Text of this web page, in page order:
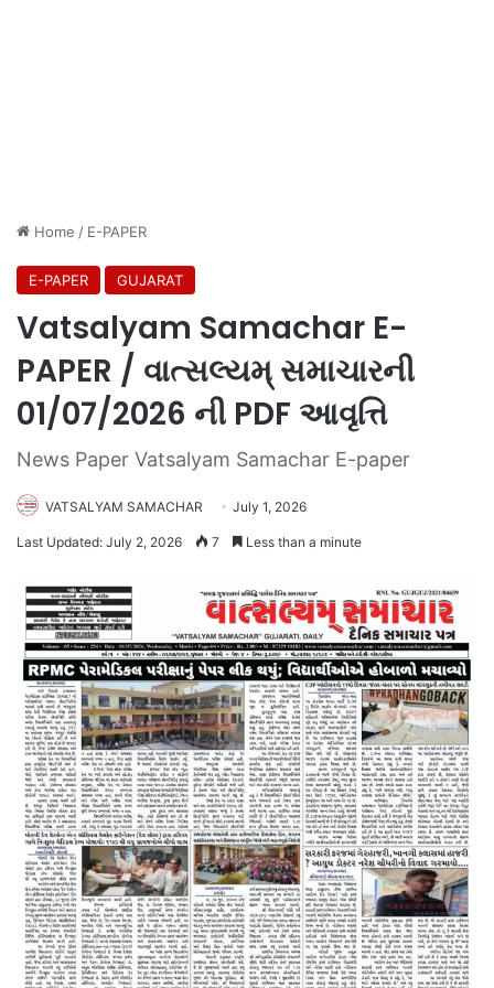
Home / E-PAPER
E-PAPER GUJARAT
Vatsalyam Samachar E-
PAPER / વાત્સલ્યમ્ સમાચારની
01/07/2026 ની PDF આવૃત્તિ
News Paper Vatsalyam Samachar E-paper
VATSALYAM SAMACHAR July 1, 2026
Last Updated: July 2, 2026 7 Less than a minute